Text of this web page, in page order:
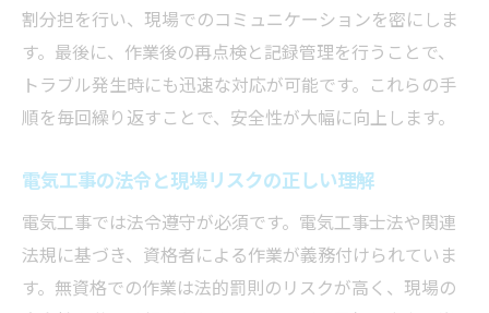
現場で守るべき電気工事の法令ポイント
電気工事士法で定められた現場ルールの要
点
小規模電気工事に必要な法令遵守の基礎知
電気工事士法違反の判例と現場への影響
現場で押さえるべき電気工事の法的責任
電気工事従事者が知るべき法令改正情報
再生可能エネルギーと電気工事の新動向
割分担を行い、現場でのコミュニケーションを密にしま
す。最後に、作業後の再点検と記録管理を行うことで、
トラブル発生時にも迅速な対応が可能です。これらの手
順を毎回繰り返すことで、安全性が大幅に向上します。
電気工事の法令と現場リスクの正しい理解
電気工事では法令遵守が必須です。電気工事士法や関連
法規に基づき、資格者による作業が義務付けられていま
す。無資格での作業は法的罰則のリスクが高く、現場の